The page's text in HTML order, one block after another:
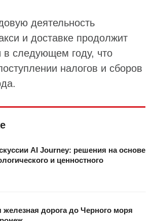
деятельность
и доставке продолжит
в следующем году, что
налогов и сборов
AI Journey: решения на основе
и ценностного
железная дорога до Черного моря